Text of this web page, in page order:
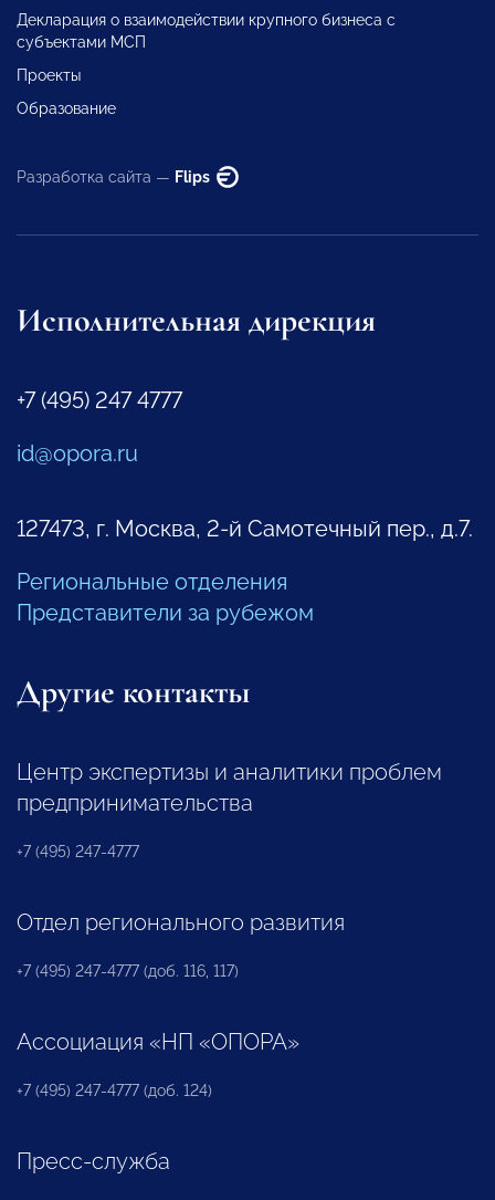
Декларация о взаимодействии крупного бизнеса с
субъектами МСП
Проекты
Образование
Разработка сайта — Flips
Исполнительная дирекция
+7 (495) 247 4777
id@opora.ru
127473, г. Москва, 2-й Самотечный пер., д.7.
Региональные отделения
Представители за рубежом
Другие контакты
Центр экспертизы и аналитики проблем
предпринимательства
+7 (495) 247-4777
Отдел регионального развития
+7 (495) 247-4777 (доб. 116, 117)
Ассоциация «НП «ОПОРА»
+7 (495) 247-4777 (доб. 124)
Пресс-служба